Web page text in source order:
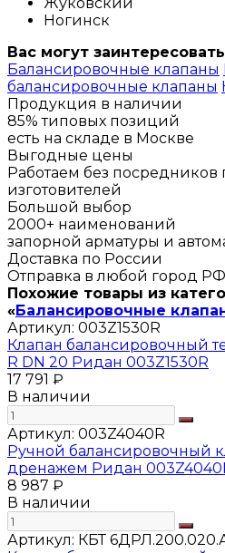
Ногинск
Вас могут заинтересовать
Балансировочные клапаны
балансировочные клапаны
Продукция в наличии
85% типовых позиций
есть на складе в Москве
Выгодные цены
Работаем без посредников
изготовителей
Большой выбор
2000+ наименований
запорной арматуры и
Доставка по России
Отправка в любой город РФ
Похожие товары из
«Балансировочные
Артикул: 003Z1530R
Клапан балансировочный
R DN 20 Ридан 003Z1530R
17 791 ₽
В наличии
Артикул: 003Z4040R
Ручной балансировочный
дренажем Ридан
8 987 ₽
В наличии
Артикул: КБТ